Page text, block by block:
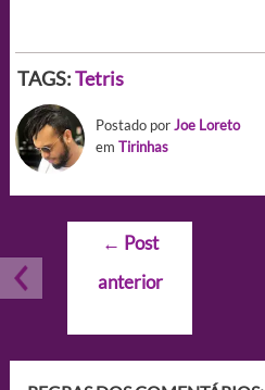
TAGS:Tetris
Postado porJoe Loreto
em Tirinhas
Navegação
Post
← Post
anterior